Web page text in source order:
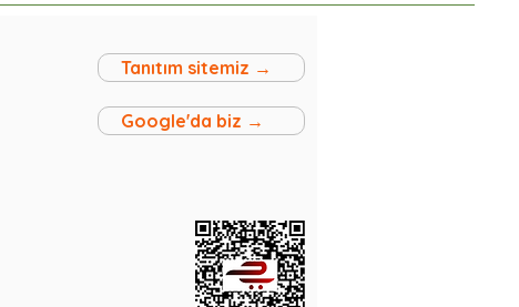
Tanıtım sitemiz →
Google'da biz →